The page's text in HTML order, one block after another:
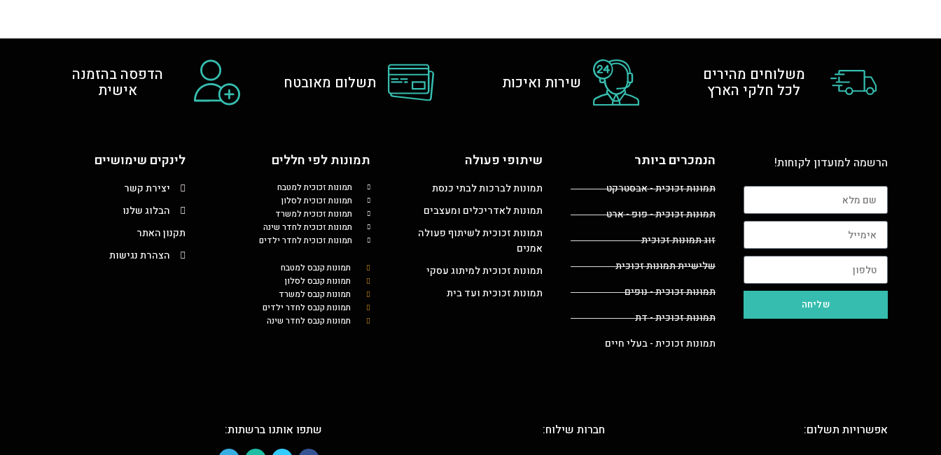
משלוחים מהירים
לכל חלקי הארץ שירות ואיכות תשלום מאובטח הדפסה בהזמנה
אישית
הרשמה למועדון לקוחות!
שליחה
הנמכרים ביותר
תמונות זכוכית - אבסטרקט
תמונות זכוכית - פופ - ארט
זוג תמונות זכוכית
שלישיית תמונות זכוכית
תמונות זכוכית - נופים
תמונות זכוכית - דת
תמונות זכוכית - בעלי חיים
שיתופי פעולה
תמונות לברכות לבתי כנסת
תמונות לאדריכלים ומעצבים
תמונות זכוכית לשיתוף פעולה
אמנים
תמונות זכוכית למיתוג עסקי
תמונות זכוכית ועד בית
תמונות לפי חללים
תמונות זכוכית למטבח
תמונות זכוכית לסלון
תמונות זכוכית למשרד
תמונות זכוכית לחדר שינה
תמונות זכוכית לחדר ילדים
תמונות קנבס למטבח
תמונות קנבס לסלון
תמונות קנבס למשרד
תמונות קנבס לחדר ילדים
תמונות קנבס לחדר שינה
לינקים שימושיים
יצירת קשר
הבלוג שלנו
תקנון האתר
הצהרת נגישות
אפשרויות תשלום: חברות שילוח: שתפו אותנו ברשתות: